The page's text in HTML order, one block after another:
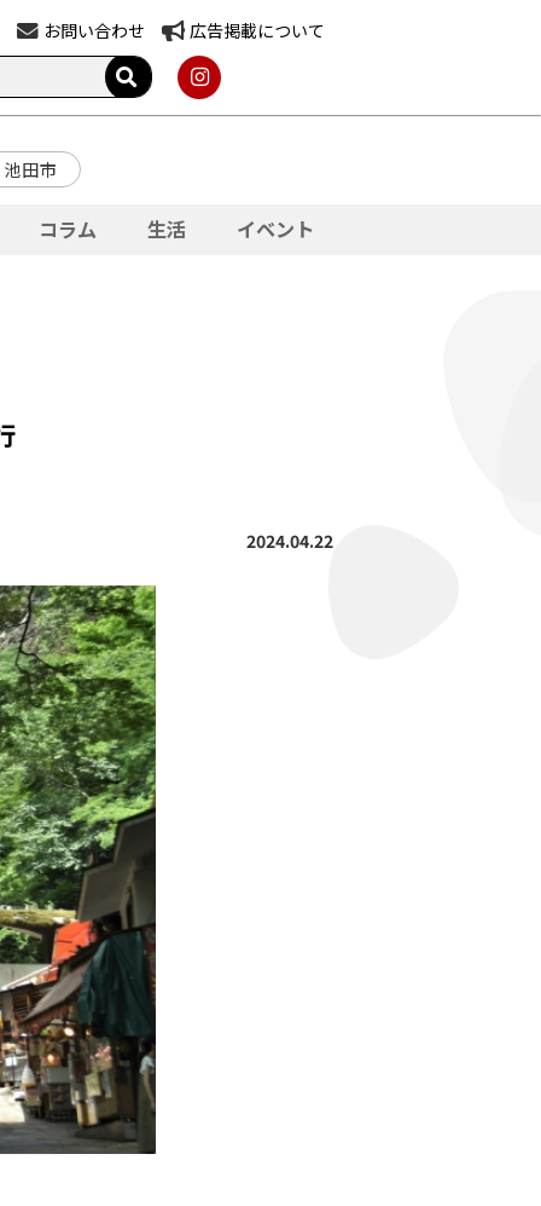
お問い合わせ 広告掲載について
池田市
コラム 生活 イベント
2024.04.22